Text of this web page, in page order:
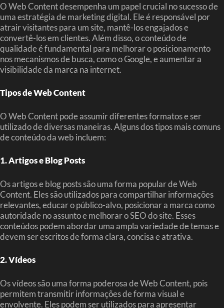
O Web Content desempenha um papel crucial no sucesso de
uma estratégia de marketing digital. Ele é responsável por
atrair visitantes para um site, mantê-los engajados e
convertê-los em clientes. Além disso, o conteúdo de
qualidade é fundamental para melhorar o posicionamento
nos mecanismos de busca, como o Google, e aumentar a
visibilidade da marca na internet.
Tipos de Web Content
O Web Content pode assumir diferentes formatos e ser
utilizado de diversas maneiras. Alguns dos tipos mais comuns
de conteúdo da web incluem:
1. Artigos e Blog Posts
Os artigos e blog posts são uma forma popular de Web
Content. Eles são utilizados para compartilhar informações
relevantes, educar o público-alvo, posicionar a marca como
autoridade no assunto e melhorar o SEO do site. Esses
conteúdos podem abordar uma ampla variedade de temas e
devem ser escritos de forma clara, concisa e atrativa.
2. Vídeos
Os vídeos são uma forma poderosa de Web Content, pois
permitem transmitir informações de forma visual e
envolvente. Eles podem ser utilizados para apresentar